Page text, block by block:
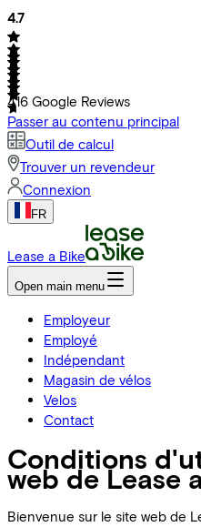
4.7
416 Google Reviews
Passer au contenu principal
Outil de calcul
Trouver un revendeur
Connexion
FR
Lease a Bike
Open main menu
Employeur
Employé
Indépendant
Magasin de vélos
Velos
Contact
Conditions
web de Lease
Bienvenue sur le site web de